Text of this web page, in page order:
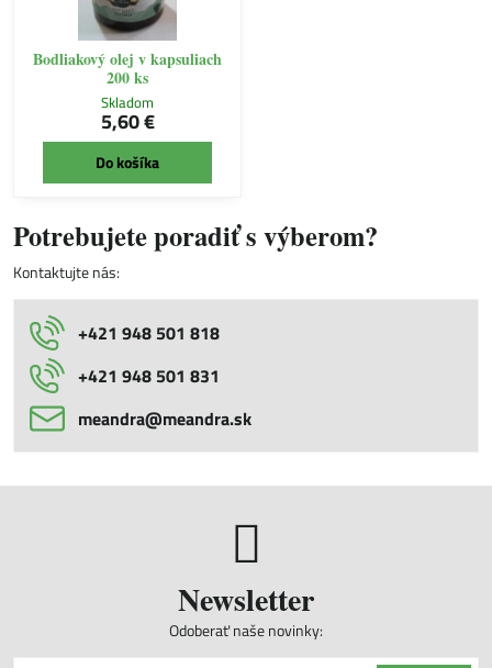
Bodliakový olej v kapsuliach
200 ks
Skladom
5,60 €
Do košíka
Potrebujete poradiť s výberom?
Kontaktujte nás:
+421 948 501 818
+421 948 501 831
meandra​@meandra​.sk
Newsletter
Odoberať naše novinky: